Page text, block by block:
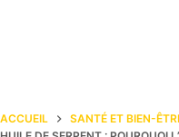
ACCUEIL
SANTÉ ET BIEN-